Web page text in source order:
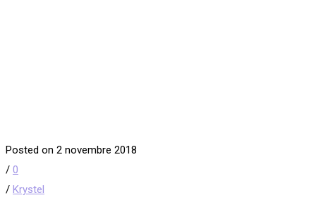
Posted on 2 novembre 2018
/ 0
/ Krystel